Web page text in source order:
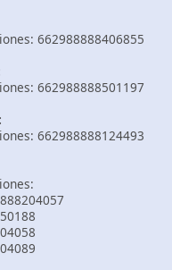
662988888406855
662988888501197
662988888124493